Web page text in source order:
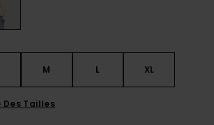
M L XL
Des Tailles